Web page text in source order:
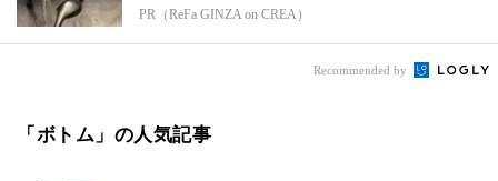
PR（ReFa GINZA on CREA）
Recommended by
「ボトム」の人気記事